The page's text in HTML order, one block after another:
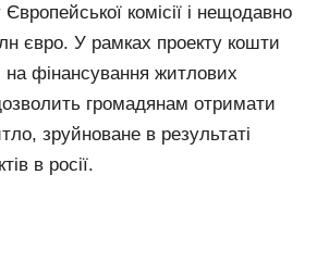
комісії і нещодавно
євро. У рамках проекту кошти
на фінансування житлових
громадянам отримати
зруйноване в результаті
в росії.